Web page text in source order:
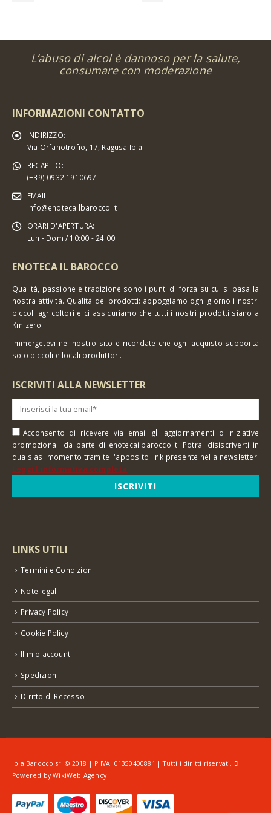
L’abuso di alcol è dannoso per la salute,
consumare con moderazione
INFORMAZIONI CONTATTO
INDIRIZZO:
Via Orfanotrofio, 17, Ragusa Ibla
RECAPITO:
(+39) 0932 1910697
EMAIL:
info@enotecailbarocco.it
ORARI D'APERTURA:
Lun - Dom / 10:00 - 24:00
ENOTECA IL BAROCCO
Qualità, passione e tradizione sono i punti di forza su cui si basa la
nostra attività. Qualità dei prodotti: appoggiamo ogni giorno i nostri
piccoli agricoltori e ci assicuriamo che tutti i nostri prodotti siano a
Km zero.
Immergetevi nel nostro sito e ricordate che ogni acquisto supporta
solo piccoli e locali produttori.
ISCRIVITI ALLA NEWSLETTER
Acconsento di ricevere via email gli aggiornamenti o iniziative
promozionali da parte di enotecailbarocco.it. Potrai disiscriverti in
qualsiasi momento tramite l'apposito link presente nella newsletter.
Leggi l'informativa completa
LINKS UTILI
Termini e Condizioni
Note legali
Privacy Policy
Cookie Policy
Il mio account
Spedizioni
Diritto di Recesso
Ibla Barocco srl © 2018 | P:IVA: 01350400881 | Tutti i diritti riservati.
Powered byWikiWeb Agency